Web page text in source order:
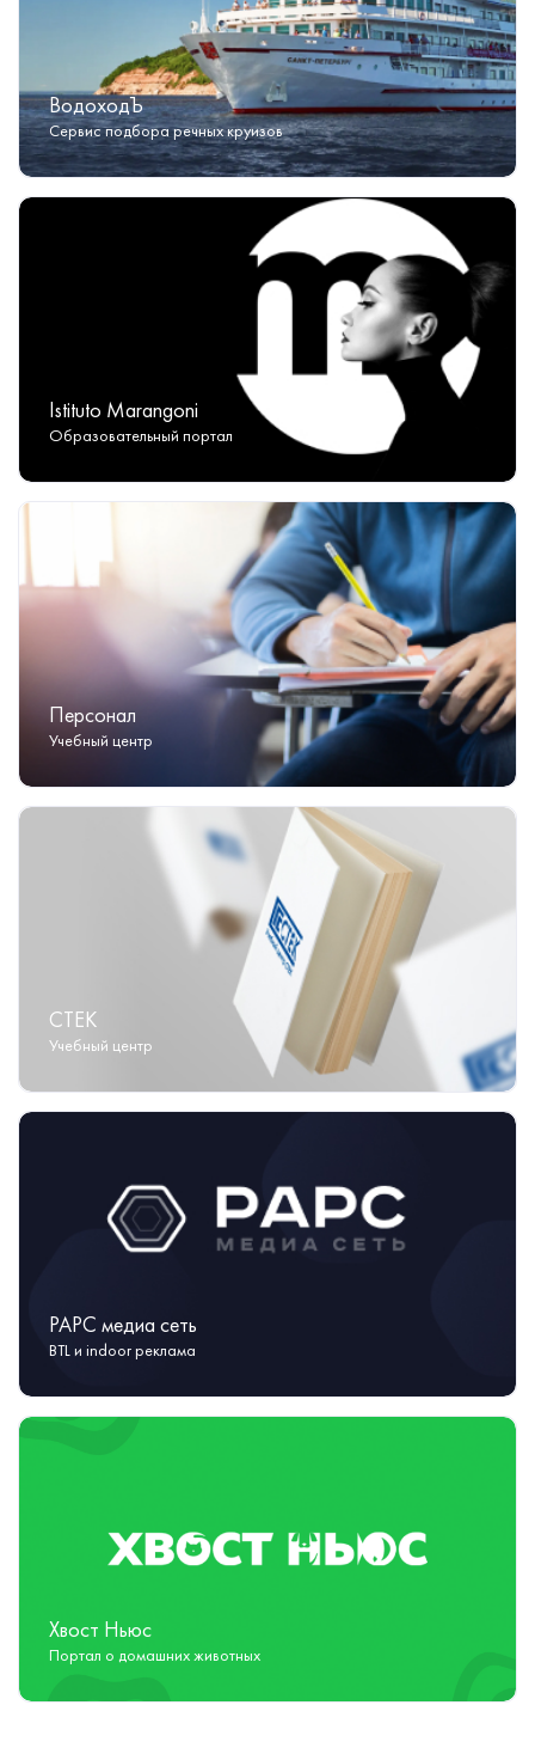
ВодоходЪ
Сервис подбора речных круизов
Istituto Marangoni
Образовательный портал
Персонал
Учебный центр
СТЕК
Учебный центр
РАРС медиа сеть
BTL и indoor реклама
Хвост Ньюс
Портал о домашних животных